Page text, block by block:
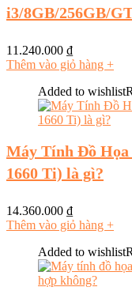
i3/8GB/256GB/
11.240.000 ₫
Thêm vào giỏ hàng +
Added to wishlist
Máy Tính Đồ Họa
1660 Ti) là gì?
14.360.000 ₫
Thêm vào giỏ hàng +
Added to wishlist